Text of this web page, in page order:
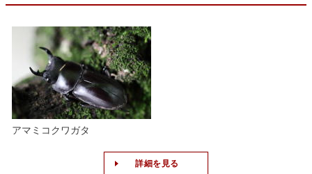
アマミコクワガタ
詳細を見る